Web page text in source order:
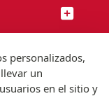
personalizados,
un
en el sitio y